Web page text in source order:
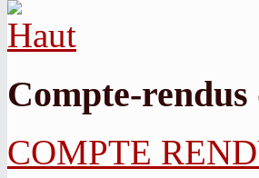
Compte-
COMPTE